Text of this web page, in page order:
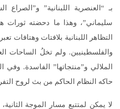
بـ “العنصرية اللبنانية”
سليماني”، وهذا ما دحضته ثورات
التظاهر اللبنانية بلافتات
والفلسطينيين. ولم تخلُ الساحات
الملالي و”منتجاتها” الفاسدة. وفي
حاكه النظام الحاكم من بث لروح
لا يمكن لمتتبع مسار الموجة